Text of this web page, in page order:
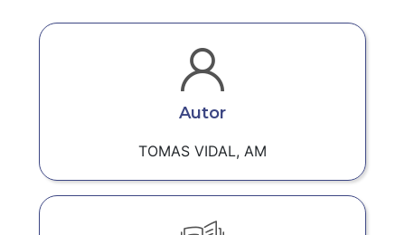
Autor
TOMAS VIDAL, AM